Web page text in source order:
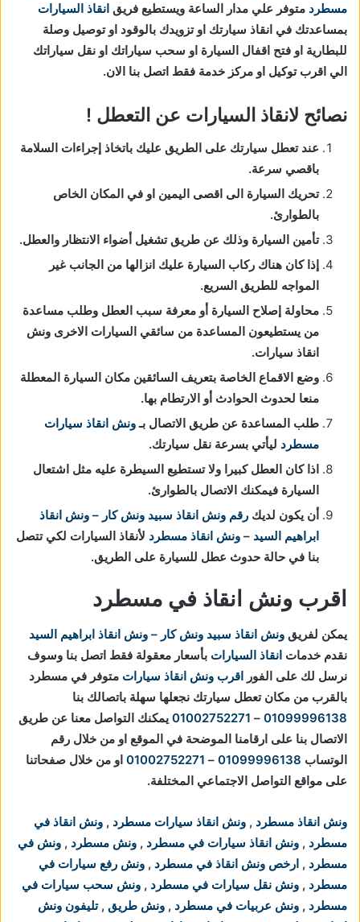
مسطرد متوفر علي مدار الساعة ويستطيع فريق انقاذ السيارات
بمساعدتك في انقاذ سيارتك او تزويدك بالوقود او توصيل وصلة
للبطارية او فتح اقفال السيارة او سحب سياراتك او نقل سياراتك
الي اقرب توكيل او مركز خدمة فقط اتصل بنا الان.
نصائح لانقاذ السيارات عن التعطل !
عند تعطل سيارتك على الطريق عليك باتخاذ إجراءات السلامة
باقصي سرعة.
تحريك السيارة الى اقصى اليمين او في المكان الخاص
بالطوارئ.
تأمين السيارة وذلك عن طريق تشغيل أضواء الانتظار والعطل.
إذا كان هناك ركاب السيارة عليك انزالها من الجانب غير
المواجه للطريق السريع.
محاولة إصلاح السيارة أو معرفة سبب العطل وطلب مساعدة
من يستطيعون المساعدة من سائقي السيارات الاخرى ونش
انقاذ سيارات.
وضع الاقماع الخاصة بتعريف السائقين مكان السيارة المعطلة
منعا لحدوث الحوادث أو الارتطام بها.
طلب المساعدة عن طريق الاتصال بـونش انقاذ سيارات
مسطرد ليأتي بسرعة نقل سيارتك.
اذا كان العطل كبيرا ولا تستطيع السيطرة عليه مثل اشتعال
السيارة فيمكنك الاتصال بالطوارئ.
أن يكون لديك رقم ونش انقاذ سبيد ونش كار – ونش انقاذ
ابراهيم السيد – ونش انقاذ مسطرد لأنقاذ السيارات لكي تتصل
بنا في حالة حدوث عطل للسيارة على الطريق.
اقرب ونش انقاذ في مسطرد
يمكن لفريق ونش انقاذ سبيد ونش كار – ونش انقاذ ابراهيم السيد
نقدم خدمات انقاذ السيارات بأسعار معقولة فقط اتصل بنا وسوف
نرسل لك على الفور
اقرب ونش انقاذ سيارات متوفر في مسطرد
بالقرب من مكان تعطل سيارتك نجعلها سهلة باتصالك بنا
01099996138
–
01002752271 يمكنك التواصل معنا عن طريق
الاتصال بنا على ارقامنا الموضحة في الموقع او من خلال رقم
الوتساب 01099996138
–
01002752271 او من خلال صفحاتنا
على مواقع التواصل الاجتماعي المختلفة.
ونش انقاذ مسطرد , ونش انقاذ سيارات مسطرد , ونش انقاذ في
مسطرد , ونش انقاذ سيارات في مسطرد , ونش مسطرد , ونش في
مسطرد , ارخص ونش انقاذ في مسطرد , ونش رفع سيارات في
مسطرد , ونش نقل سيارات في مسطرد , ونش سحب سيارات في
مسطرد , ونش عربيات في مسطرد , ونش طريق ,تليفون ونش